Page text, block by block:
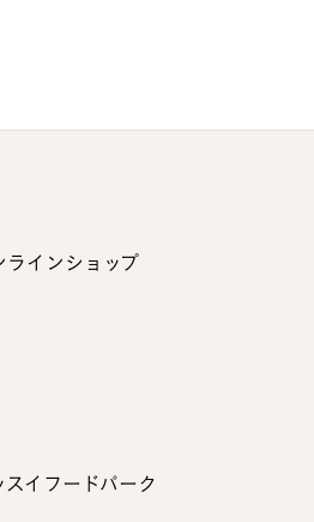
ラインショップ
スイフードパーク